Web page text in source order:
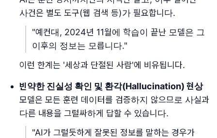
사건은 별도 도구(웹 검색 등)가 필요합니다.
"예컨대, 2024년 11월에 학습이 끝난 모델은 그
이후의 정보는 모릅니다."
이런 한계는 '세상과 단절된 사람'에 비유됩니다.
빈약한 진실성 확인 및 환각(Hallucination) 현상
모델은 모든 훈련 데이터를 검증하지 않으므로 사실과
다른 내용을 그럴싸하게 답할 수 있습니다.
"AI가 그럴듯하게 잘못된 정보를 말하는 경우가